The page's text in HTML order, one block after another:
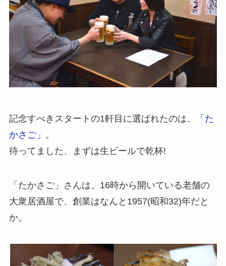
記念すべきスタートの1軒目に選ばれたのは、
「た
かさご」 。
待ってました、まずは生ビールで乾杯!
「たかさご」さんは、16時から開いている老舗の
大衆居酒屋で、創業はなんと1957(昭和32)年だと
か。